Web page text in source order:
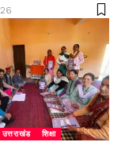
उत्तराखंड शिक्षा